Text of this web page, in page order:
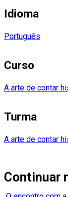
Idioma
Português
Curso
A arte de contar
Turma
A arte de contar
Continuar